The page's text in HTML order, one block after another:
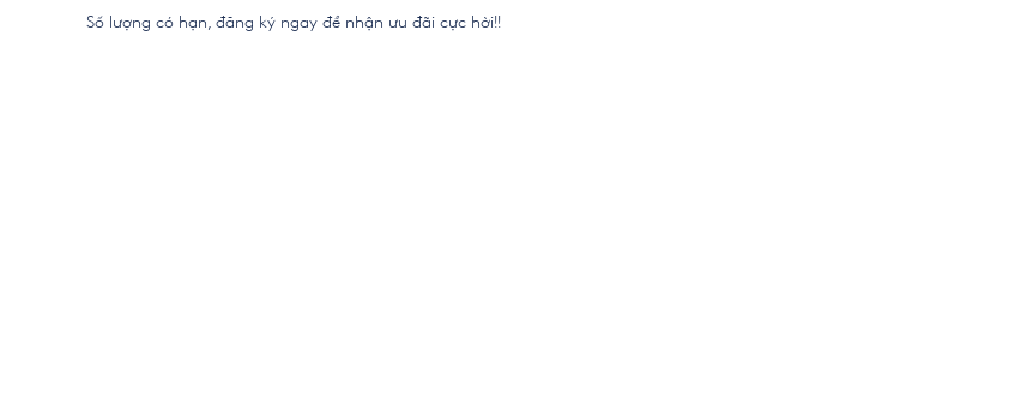
Số lượng có hạn, đăng ký ngay để nhận ưu đãi cực hời!!